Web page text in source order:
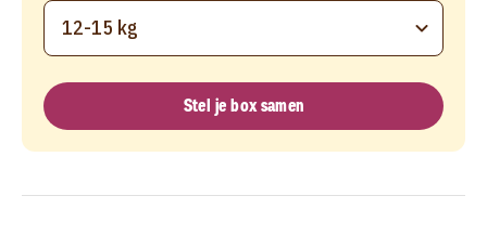
12-15 kg
Stel je box samen